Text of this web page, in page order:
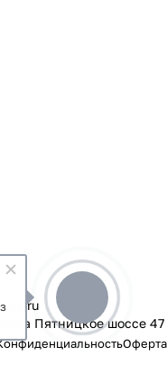
Пятницкое шоссе 47
Оферта